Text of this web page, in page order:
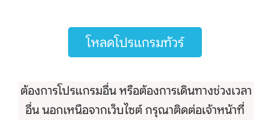
ติดต่อเรา
โหลดโปรแกรมทัวร์
ต้องการโปรแกรมอื่น หรือต้องการเดินทางช่วงเวลา
อื่น นอกเหนือจากเว็บไซต์ กรุณาติดต่อเจ้าหน้าที่